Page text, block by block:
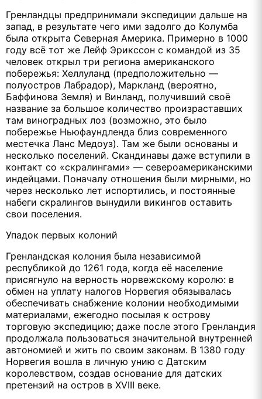
Гренландцы предпринимали экспедиции дальше на
запад, в результате чего ими задолго до Колумба
была открыта Северная Америка. Примерно в 1000
году всё тот же Лейф Эрикссон с командой из 35
человек открыл три региона американского
побережья: Хеллуланд (предположительно —
полуостров Лабрадор), Маркланд (вероятно,
Баффинова Земля) и Винланд, получивший своё
название за большое количество произраставших
там виноградных лоз (возможно, это было
побережье Ньюфаундленда близ современного
местечка Ланс Медоуз). Там же были основаны и
несколько поселений. Скандинавы даже вступили в
контакт со «скралингами» — североамериканскими
индейцами. Поначалу отношения были мирными, но
через несколько лет испортились, и постоянные
набеги скралингов вынудили викингов оставить
свои поселения.
Упадок первых колоний
Гренландская колония была независимой
республикой до 1261 года, когда её население
присягнуло на верность норвежскому королю: в
обмен на уплату налогов Норвегия обязывалась
обеспечивать снабжение колонии необходимыми
материалами, ежегодно посылая к острову
торговую экспедицию; даже после этого Гренландия
продолжала пользоваться значительной внутренней
автономией и жить по своим законам. В 1380 году
Норвегия вошла в личную унию с Датским
королевством, создав основание для датских
претензий на остров в XVIII веке.